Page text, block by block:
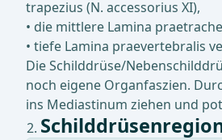
trapezius (N. accessorius XI),
• die mittlere Lamina
• tiefe Lamina praevertebralis
Die Schilddrüse/
noch eigene Organfaszien.
ins Mediastinum ziehen und